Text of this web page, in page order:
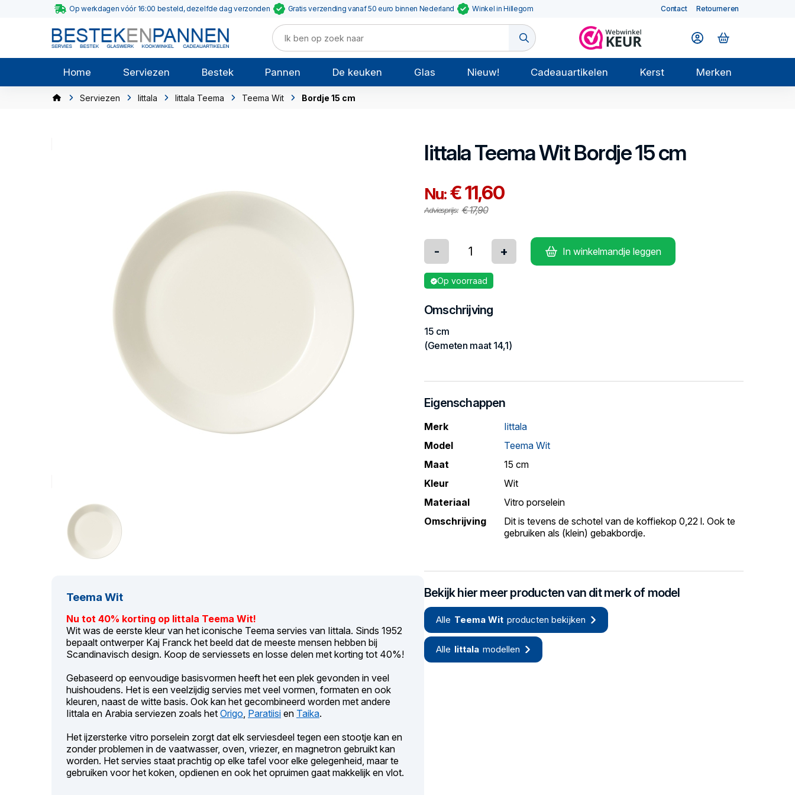
Op werkdagen vóór 16:00 besteld, dezelfde dag verzonden Gratis verzending vanaf 50 euro binnen Nederland Winkel in Hillegom Contact Retourneren
Home Serviezen Bestek Pannen De keuken Glas Nieuw! Cadeauartikelen Kerst Merken
Serviezen Iittala Iittala Teema Teema Wit Bordje 15 cm
Teema Wit
Nu tot 40% korting op Iittala Teema Wit!
Wit was de eerste kleur van het iconische Teema servies van Iittala. Sinds 1952
bepaalt ontwerper Kaj Franck het beeld dat de meeste mensen hebben bij
Scandinavisch design. Koop de serviessets en losse delen met korting tot 40%!
Gebaseerd op eenvoudige basisvormen heeft het een plek gevonden in veel
huishoudens. Het is een veelzijdig servies met veel vormen, formaten en ook
kleuren, naast de witte basis. Ook kan het gecombineerd worden met andere
Iittala en Arabia serviezen zoals het Origo, Paratiisi en Taika.
Het ijzersterke vitro porselein zorgt dat elk serviesdeel tegen een stootje kan en
zonder problemen in de vaatwasser, oven, vriezer, en magnetron gebruikt kan
worden. Het servies staat prachtig op elke tafel voor elke gelegenheid, maar te
gebruiken voor het koken, opdienen en ook het opruimen gaat makkelijk en vlot.
IittalaTeema WitBordje 15 cm
Nu:€ 11,60
Adviesprijs: € 17,90
- + In winkelmandje leggen
Op voorraad
Omschrijving
15 cm
(Gemeten maat 14,1)
Eigenschappen
Merk
Iittala
Model
Teema Wit
Maat
15 cm
Kleur
Wit
Materiaal
Vitro porselein
Omschrijving
Dit is tevens de schotel van de koffiekop 0,22 l. Ook te
gebruiken als (klein) gebakbordje.
Bekijk hier meer producten van dit merk of model
Alle Teema Wit producten bekijken
Alle Iittala modellen